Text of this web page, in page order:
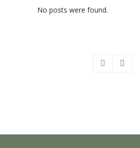
No posts were found.